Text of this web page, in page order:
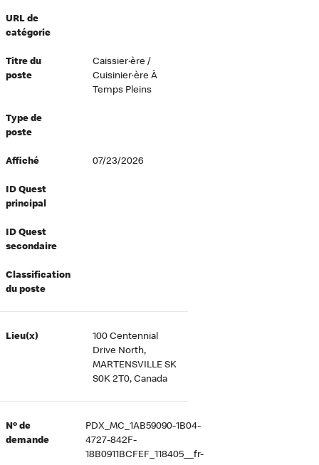
URL de
catégorie
Titre du
poste
Caissier·ère /
Cuisinier·ère À
Temps Pleins
Type de
poste
Affiché 07/23/2026
ID Quest
principal
ID Quest
secondaire
Classification
du poste
Lieu(x)
100 Centennial
Drive North,
MARTENSVILLE SK
S0K 2T0, Canada
Nº de
demande
PDX_MC_1AB59090-1B04-
4727-842F-
18B0911BCFEF_118405__fr-